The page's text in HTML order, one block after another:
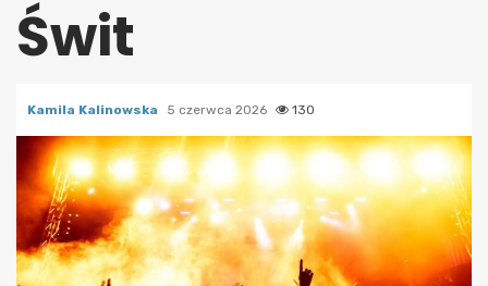
Świt
Kamila Kalinowska 5 czerwca 2026 130